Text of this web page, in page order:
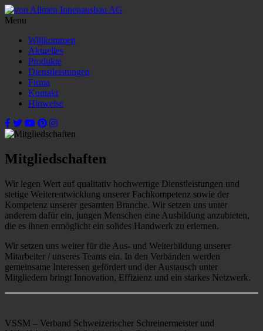
Menu
Willkommen
Aktuelles
Produkte
Dienstleistungen
Firma
Kontakt
Hinweise
Mitgliedschaften
Wir legen Wert auf qualitativ hochwertige Dienstleistungen und
stetige Weiterentwicklung unserer Fachkompetenz sowie der
Kompetenz unserer gesamten Branche. Wir setzen uns unter
anderem dafür ein, jungen Menschen eine Ausbildung anzubieten,
die es ihnen ermöglicht ein solides Handwerk zu erlernen.
Wir setzen uns weiter für die Aus- und Weiterbildung unserer
Mitarbeiter / unseres Teams ein. In den Verbänden werden
gemeinsame Interessen gefördert und der Austausch unter
Mitgliedern bringt Innovation, Effizienz und ein starkes Netzwerk.
VSSM – Verband Schweizerischer Schreinermeister und